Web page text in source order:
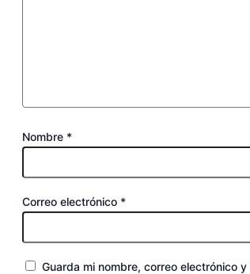
Nombre *
Correo electrónico *
Guarda mi nombre, correo electrónico